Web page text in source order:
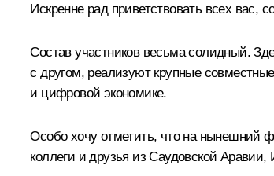
Искренне рад приветствовать всех
Состав участников весьма солидный.
с другом, реализуют крупные
и цифровой экономике.
Особо хочу отметить, что на нынешний
коллеги и друзья из Саудовской